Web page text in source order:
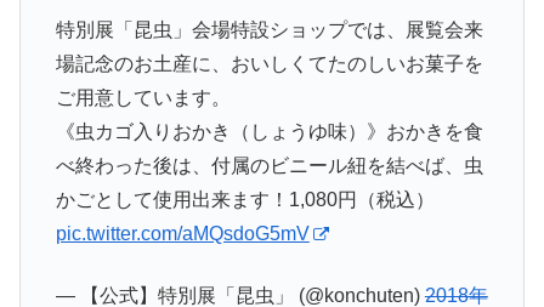
特別展「昆虫」会場特設ショップでは、展覧会来
場記念のお土産に、おいしくてたのしいお菓子を
ご用意しています。
《虫カゴ入りおかき（しょうゆ味）》おかきを食
べ終わった後は、付属のビニール紐を結べば、虫
かごとして使用出来ます！1,080円（税込）
pic.twitter.com/aMQsdoG5mV
— 【公式】特別展「昆虫」 (@konchuten)2018年